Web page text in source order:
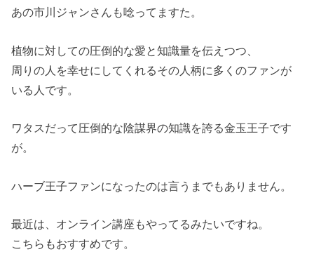
あの市川ジャンさんも唸ってますた。
植物に対しての圧倒的な愛と知識量を伝えつつ、
周りの人を幸せにしてくれるその人柄に多くのファンが
いる人です。
ワタスだって圧倒的な陰謀界の知識を誇る金玉王子です
が。
ハーブ王子ファンになったのは言うまでもありません。
最近は、オンライン講座もやってるみたいですね。
こちらもおすすめです。